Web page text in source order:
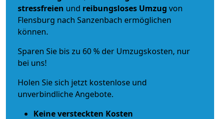
stressfreien und reibungsloses Umzug von
Flensburg nach Sanzenbach ermöglichen
können.
Sparen Sie bis zu 60 % der Umzugskosten, nur
bei uns!
Holen Sie sich jetzt kostenlose und
unverbindliche Angebote.
Keine versteckten Kosten